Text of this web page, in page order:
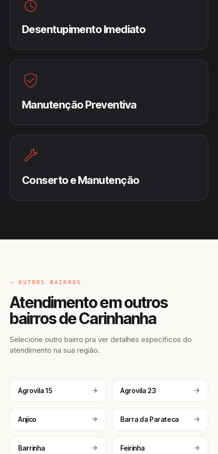
Desentupimento Imediato
Manutenção Preventiva
Conserto e Manutenção
→ OUTROS BAIRROS
Atendimento em outros
bairros de Carinhanha
Selecione outro bairro pra ver detalhes específicos do
atendimento na sua região.
Agrovila 15 Agrovila 23
Anjico Barra da Parateca
Barrinha Feirinha